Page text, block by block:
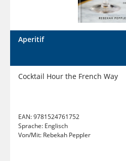
Aperitif
Cocktail Hour the French Way
EAN:9781524761752
Sprache: Englisch
Von/Mit: Rebekah Peppler